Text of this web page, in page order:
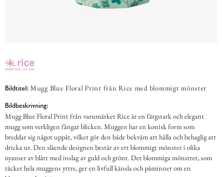
Bildtitel: Mugg Blue Floral Print från Rice med blommigt mönster
Bildbeskrivning:
Mugg Blue Floral Print från varumärket Rice är en färgstark och elegant
mugg som verkligen fångar blicken. Muggen har en konisk form som
breddar sig något uppåt, vilket gör den både bekväm att hålla och behaglig att
dricka ur. Den slående designen består av ett blommigt mönster i olika
nyanser av blått med inslag av guld och grönt. Det blommiga mönstret, som
täcker hela muggens yttre, ger en livfull känsla och påminner om en